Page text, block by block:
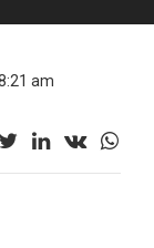
am